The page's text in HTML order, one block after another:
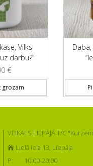
Vilks
darbu?”
€
grozam
VEIKALS LIEPĀJĀ T/C
Lielā iela 13, Liepāja
P:
10:00-20:00